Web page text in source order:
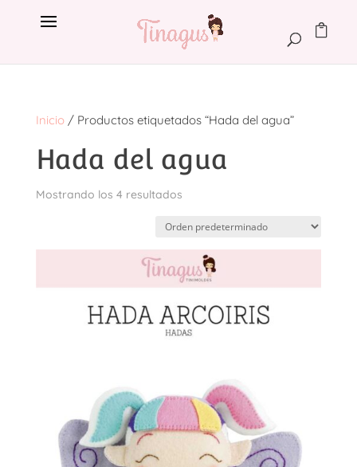
Inicio/ Productos etiquetados “Hada del agua”
Hada del agua
Mostrando los 4 resultados